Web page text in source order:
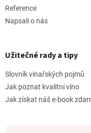
Reference
Napsali o nás
Užitečné rady a tipy
Slovník vinařských pojmů
Jak poznat kvalitní víno
Jak získat náš e-book